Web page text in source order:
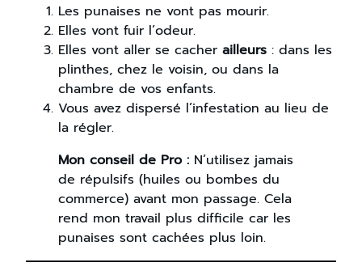
Les punaises ne vont pas mourir.
Elles vont fuir l’odeur.
Elles vont aller se cacher ailleurs : dans les
plinthes, chez le voisin, ou dans la
chambre de vos enfants.
Vous avez dispersé l’infestation au lieu de
la régler.
Mon conseil de Pro : N’utilisez jamais
de répulsifs (huiles ou bombes du
commerce) avant mon passage. Cela
rend mon travail plus difficile car les
punaises sont cachées plus loin.